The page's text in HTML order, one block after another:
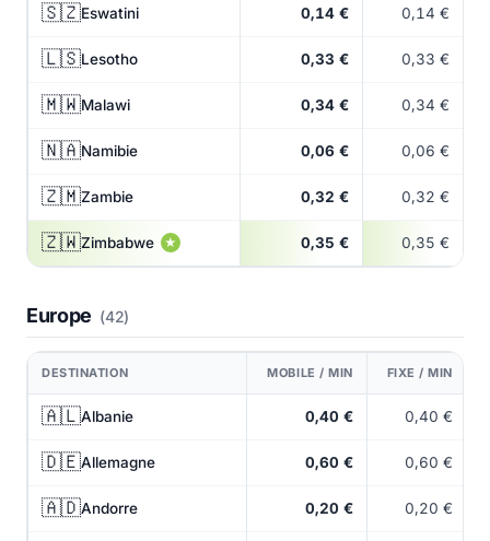
🇸🇿Eswatini 0,14 € 0,14 €
🇱🇸Lesotho 0,33 € 0,33 €
🇲🇼Malawi 0,34 € 0,34 €
🇳🇦Namibie 0,06 € 0,06 €
🇿🇲Zambie 0,32 € 0,32 €
🇿🇼Zimbabwe ★ 0,35 € 0,35 €
Europe (42)
DESTINATION MOBILE / MIN FIXE / MIN
🇦🇱Albanie 0,40 € 0,40 €
🇩🇪Allemagne 0,60 € 0,60 €
🇦🇩Andorre 0,20 € 0,20 €